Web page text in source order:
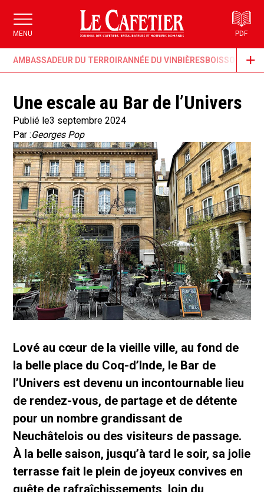
MENU PDF
AMBASSADEUR DU TERROIRANNÉE DU VINBIÈRESBOISSONS &
Une escale au Bar de l’Univers
Publié le3 septembre 2024
Par :Georges Pop
Lové au cœur de la vieille ville, au fond de
la belle place du Coq-d’Inde, le Bar de
l’Univers est devenu un incontournable lieu
de rendez-vous, de partage et de détente
pour un nombre grandissant de
Neuchâtelois ou des visiteurs de passage.
À la belle saison, jusqu’à tard le soir, sa jolie
terrasse fait le plein de joyeux convives en